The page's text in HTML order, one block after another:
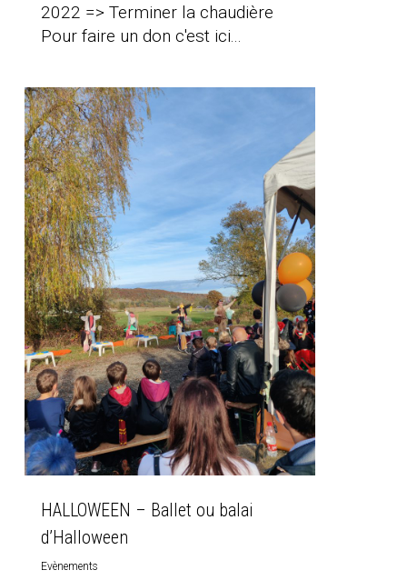
2022 => Terminer la chaudière
Pour faire un don c'est ici...
HALLOWEEN – Ballet ou balai
d’Halloween
Evènements